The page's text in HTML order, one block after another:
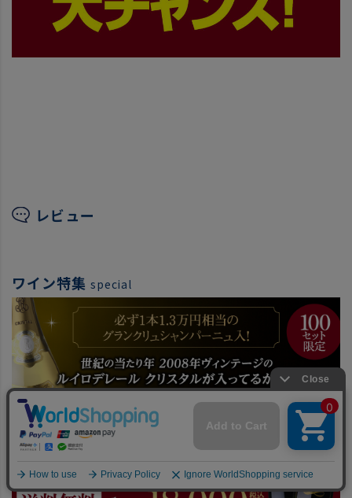
レビュー
ワイン特集 special